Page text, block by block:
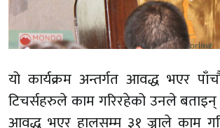
यो कार्यक्रम अन्तर्गत आवद्ध भएर
टिचर्सहरुले काम गरिरहेको उनले बताइन्
आवद्ध भएर हालसम्म ३१ ज्नाले काम